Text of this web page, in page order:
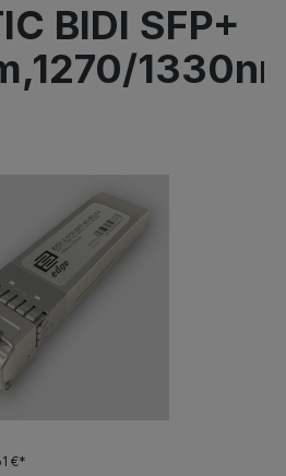
BIDI SFP+
€*